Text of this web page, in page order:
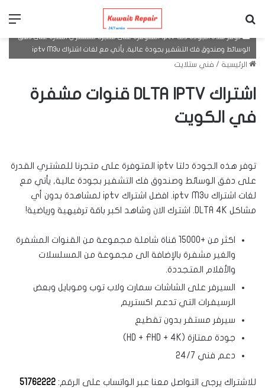
توفر هذه الجودة دلتا iptv المتوفرة على متجرنا للمشتري القدرة على دفق
الوسائط وصندوق فك التشفير بجودة عالية, يأتي مع لغات اشتراك iptv M3u
الرئيسية / فني ستلايت
اشتراك DLTA IPTV قنوات مشفرة
في الكويت
توفر هذه الجودة دلتا iptv المتوفرة على متجرنا للمشتري القدرة
على دفق الوسائط وصندوق فك التشفير بجودة عالية, يأتي مع
لغات اشتراك iptv M3u.
افضل اشتراك iptv لمشاهدة بدون أي
مشاكل DLTA 4K.
اشترك الان وشاهد اكبر باقة ترفيهية ورياضية!
اكثر من +15000 قناة شاملة مجموعة من القنوات المشفرة
والغير مشفرة بالإضافة الى مجموعة من المسلسلات
والأفلام المتجددة.
السيرفر على الشاشات سمارت ولاب توب وموبايل وبعض
الرسيفرات التي تدعم اكستريم
سيرفر مستقر بدون تقطيع
جودة ممتازة (HD + FHD + 4K)
دعم فني 24/7
للاشتراك يرجى التواصل معنا عبر الواتساب على الرقم: 51762222